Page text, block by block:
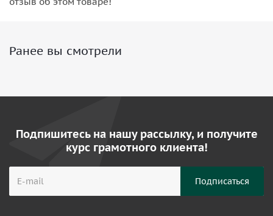
Ранее вы смотрели
Подпишитесь на нашу рассылку, и получите
курс грамотного клиента!